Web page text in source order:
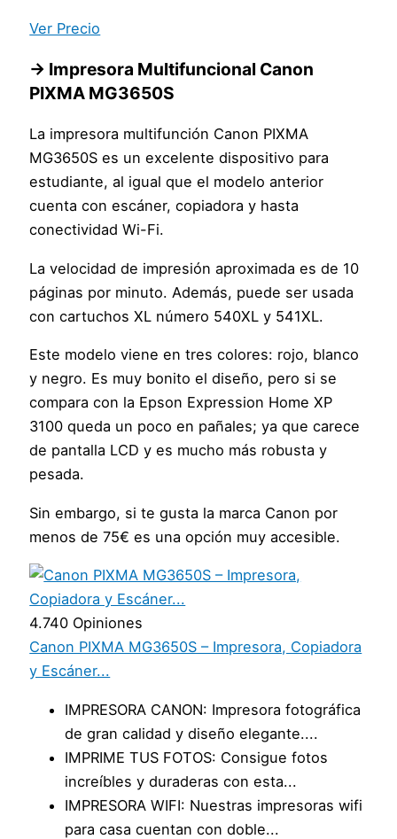
Ver Precio
→ Impresora Multifuncional Canon
PIXMA MG3650S
La impresora multifunción Canon PIXMA
MG3650S es un excelente dispositivo para
estudiante, al igual que el modelo anterior
cuenta con escáner, copiadora y hasta
conectividad Wi-Fi.
La velocidad de impresión aproximada es de 10
páginas por minuto. Además, puede ser usada
con cartuchos XL número 540XL y 541XL.
Este modelo viene en tres colores: rojo, blanco
y negro. Es muy bonito el diseño, pero si se
compara con la Epson Expression Home XP
3100 queda un poco en pañales; ya que carece
de pantalla LCD y es mucho más robusta y
pesada.
Sin embargo, si te gusta la marca Canon por
menos de 75€ es una opción muy accesible.
4.740 Opiniones
Canon PIXMA MG3650S – Impresora, Copiadora
y Escáner...
IMPRESORA CANON: Impresora fotográfica
de gran calidad y diseño elegante....
IMPRIME TUS FOTOS: Consigue fotos
increíbles y duraderas con esta...
IMPRESORA WIFI: Nuestras impresoras wifi
para casa cuentan con doble...